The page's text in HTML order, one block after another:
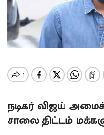
நடிகர் விஜய்
சாலை திட்டம்